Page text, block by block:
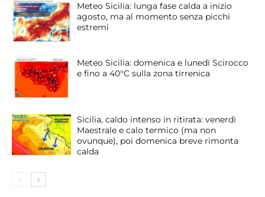
Meteo Sicilia: lunga fase calda a inizio
agosto, ma al momento senza picchi
estremi
Meteo Sicilia: domenica e lunedì Scirocco
e fino a 40°C sulla zona tirrenica
Sicilia, caldo intenso in ritirata: venerdì
Maestrale e calo termico (ma non
ovunque), poi domenica breve rimonta
calda